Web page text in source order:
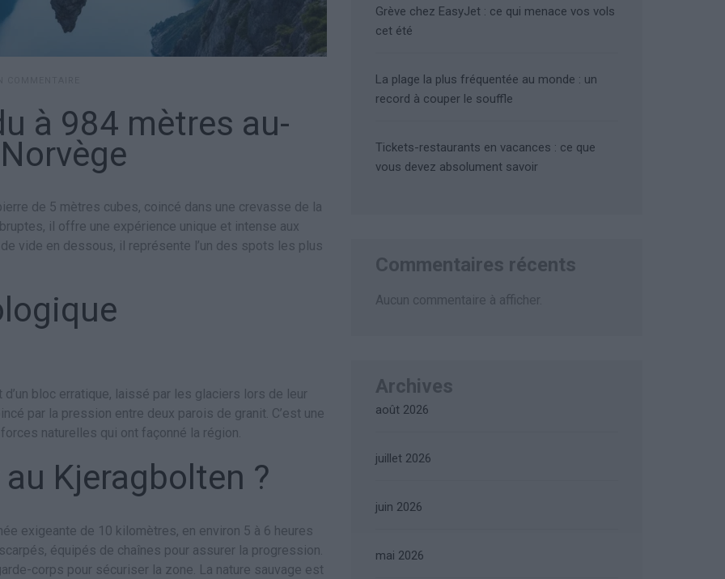
à 984 mètres au-
de 5 mètres cubes, coincé dans une crevasse de la
il offre une expérience unique et intense aux
vide en dessous, il représente l’un des spots les plus
bloc erratique, laissé par les glaciers lors de leur
par la pression entre deux parois de granit. C’est une
naturelles qui ont façonné la région.
Kjeragbolten ?
exigeante de 10 kilomètres, en environ 5 à 6 heures
équipés de chaînes pour assurer la progression.
corps pour sécuriser la zone. La nature sauvage est
Grève chez EasyJet : ce qui menace vos vols
cet été
La plage la plus fréquentée au monde : un
record à couper le souffle
Tickets-restaurants en vacances : ce que
vous devez absolument savoir
Commentaires récents
Aucun commentaire à afficher.
Archives
août 2026
juillet 2026
juin 2026
mai 2026